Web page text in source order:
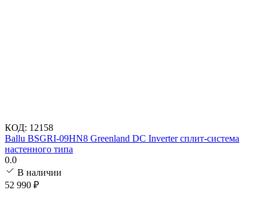
КОД: 12158
Ballu BSGRI-09HN8 Greenland DC Inverter сплит-система
настенного типа
0.0
В наличии
52 990 ₽